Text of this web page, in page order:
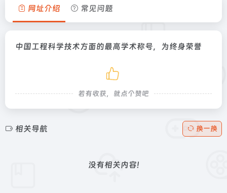
网址介绍 常见问题
中国工程科学技术方面的最高学术称号，为终身荣誉
若有收获，就点个赞吧
相关导航 换一换
没有相关内容!